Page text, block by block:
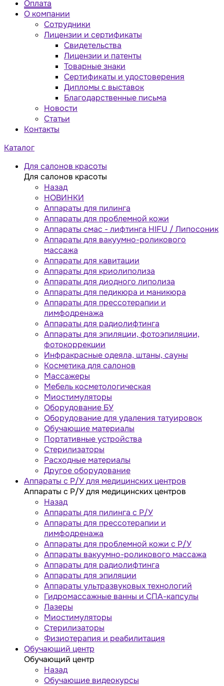
Оплата
О компании
Сотрудники
Лицензии и сертификаты
Свидетельства
Лицензии и патенты
Товарные знаки
Сертификаты и удостоверения
Дипломы с выставок
Благодарственные письма
Новости
Статьи
Контакты
Каталог
Для салонов красоты
Для салонов красоты
Назад
НОВИНКИ
Аппараты для пилинга
Аппараты для проблемной кожи
Аппараты cмас - лифтинга HIFU / Липосоник
Аппараты для вакуумно-роликового
массажа
Аппараты для кавитации
Аппараты для криолиполиза
Аппараты для диодного липолиза
Аппараты для педикюра и маникюра
Аппараты для прессотерапии и
лимфодренажа
Аппараты для радиолифтинга
Аппараты для эпиляции, фотоэпиляции,
фотокоррекции
Инфракрасные одеяла, штаны, сауны
Косметика для салонов
Массажеры
Мебель косметологическая
Миостимуляторы
Оборудование БУ
Оборудование для удаления татуировок
Обучающие материалы
Портативные устройства
Стерилизаторы
Расходные материалы
Другое оборудование
Аппараты с Р/У для медицинских центров
Аппараты с Р/У для медицинских центров
Назад
Аппараты для пилинга с Р/У
Аппараты для прессотерапии и
лимфодренажа
Аппараты для проблемной кожи с Р/У
Аппараты вакуумно-роликового массажа
Аппараты для радиолифтинга
Аппараты для эпиляции
Аппараты ультразвуковых технологий
Гидромассажные ванны и СПА-капсулы
Лазеры
Миостимуляторы
Стерилизаторы
Физиотерапия и реабилитация
Обучающий центр
Обучающий центр
Назад
Обучающие видеокурсы